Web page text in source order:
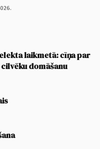
laikmetā: cīņa par
domāšanu